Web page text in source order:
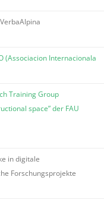
(Associacion Internacionala
Training Group
space” der FAU
in digitale
Forschungsprojekte